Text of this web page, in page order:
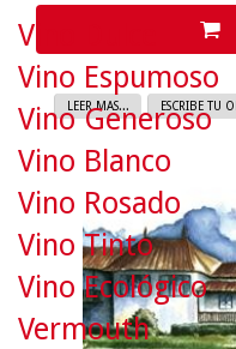
LEER MAS... ESCRIBE TU
Vino Dulce
Vino Espumoso
Vino Generoso
Vino Blanco
Vino Rosado
Vino Tinto
Vino Ecológico
Vermouth